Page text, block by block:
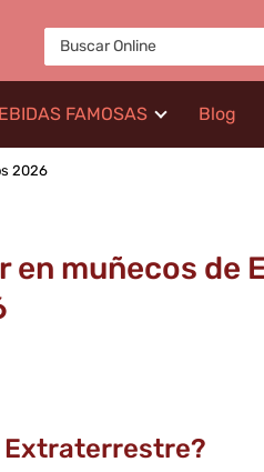
FAMOSAS Blog
2026
muñecos de
Extraterrestre?